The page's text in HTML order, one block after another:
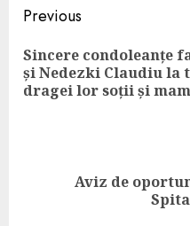
Continue
Reading
Previous
Sincere condoleanțe
și Nedezki Claudiu la
dragei lor soții și
Aviz de